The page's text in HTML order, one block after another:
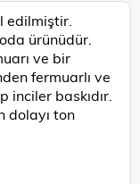
edilmiştir.
ürünüdür.
ve bir
fermuarlı ve
inciler baskıdır.
dolayı ton